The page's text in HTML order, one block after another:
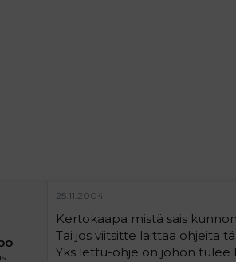
25.11.2004
Kertokaapa mistä sais
Tai jos viitsitte laittaa ohjeita
Yks lettu-ohje on johon tulee